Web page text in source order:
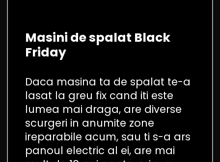
Masini de spalat Black
Friday
Daca masina ta de spalat te-a
lasat la greu fix cand iti este
lumea mai draga, are diverse
scurgeri in anumite zone
ireparabile acum, sau ti s-a ars
panoul electric al ei, are mai